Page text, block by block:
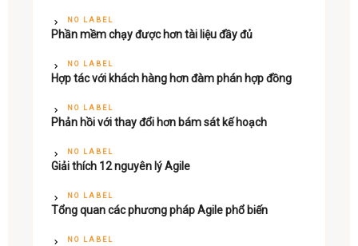
NO LABEL
Phần mềm chạy được hơn tài liệu đầy đủ
NO LABEL
Hợp tác với khách hàng hơn đàm phán hợp đồng
NO LABEL
Phản hồi với thay đổi hơn bám sát kế hoạch
NO LABEL
Giải thích 12 nguyên lý Agile
NO LABEL
Tổng quan các phương pháp Agile phổ biến
NO LABEL